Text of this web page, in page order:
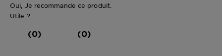
Oui, Je recommande ce produit.
Utile ?
(0) (0)